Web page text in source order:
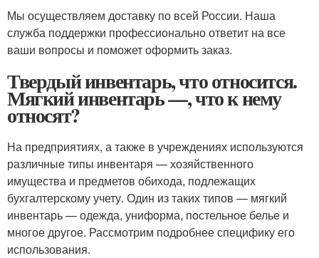
Мы осуществляем доставку по всей России. Наша
служба поддержки профессионально ответит на все
ваши вопросы и поможет оформить заказ.
Твердый инвентарь, что относится.
Мягкий инвентарь —, что к нему
относят?
На предприятиях, а также в учреждениях используются
различные типы инвентаря — хозяйственного
имущества и предметов обихода, подлежащих
бухгалтерскому учету. Один из таких типов — мягкий
инвентарь — одежда, униформа, постельное белье и
многое другое. Рассмотрим подробнее специфику его
использования.